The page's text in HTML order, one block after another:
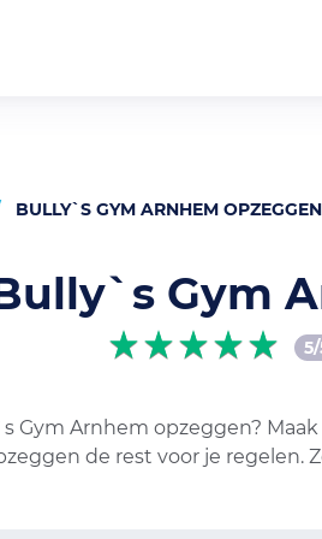
BULLY`S GYM ARNHEM OPZEGGEN
Gym
Gym Arnhem opzeggen?
de rest voor je